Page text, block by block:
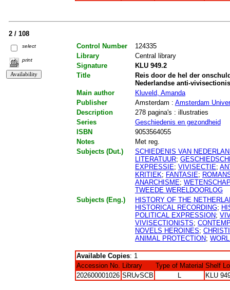
2 / 108
select
print
Control Number
124335
Library
Central library
Signature
KLU 949.2
Title
Reis door de hel der
Nederlandse anti-
Main author
Kluveld, Amanda
Publisher
Amsterdam : Amsterdam
Description
278 pagina's : illustraties
Series
Geschiedenis en gezondheid
ISBN
9053564055
Notes
Met reg.
Subjects (Dut.)
SCHIEDENIS VAN
LITERATUUR;
EXPRESSIE; VIVISECTIE;
KRITIEK; FANTASIE;
ANARCHISME;
TWEEDE WERELDOORLOG
Subjects (Eng.)
HISTORY OF THE
HISTORICAL RECORDING;
POLITICAL EXPRESSION;
VIVISECTIONISTS;
NOVELS HEROINES;
ANIMAL PROTECTION;
Available Copies: 1
Accession No. Library Type of Material Shelf
202600001026 SRUvSCB L KLU